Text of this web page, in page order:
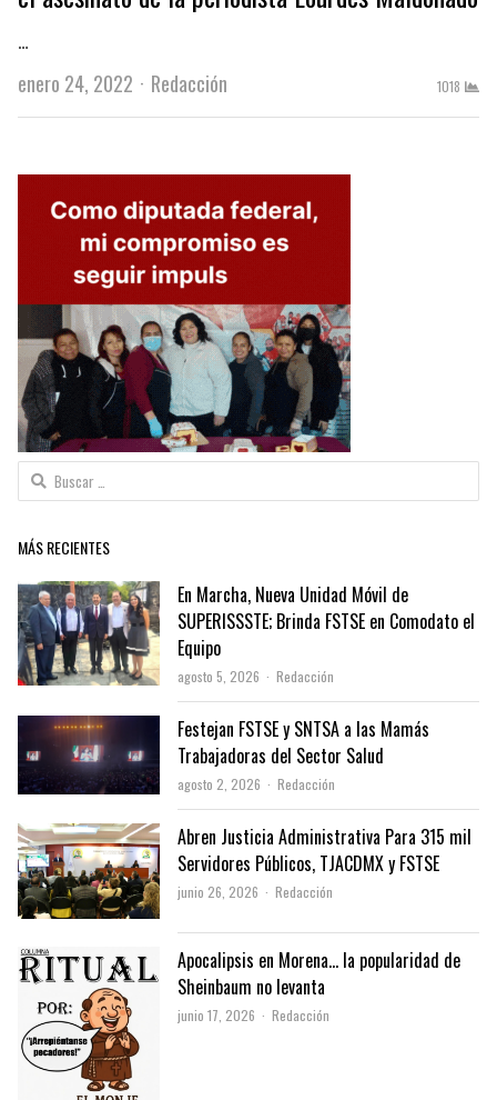
…
enero 24, 2022
Author
Redacción 1018
Buscar:
MÁS RECIENTES
En Marcha, Nueva Unidad Móvil de
SUPERISSSTE; Brinda FSTSE en Comodato el
Equipo
agosto 5, 2026 Author
Redacción
Festejan FSTSE y SNTSA a las Mamás
Trabajadoras del Sector Salud
agosto 2, 2026 Author
Redacción
Abren Justicia Administrativa Para 315 mil
Servidores Públicos, TJACDMX y FSTSE
junio 26, 2026 Author
Redacción
Apocalipsis en Morena… la popularidad de
Sheinbaum no levanta
junio 17, 2026 Author
Redacción